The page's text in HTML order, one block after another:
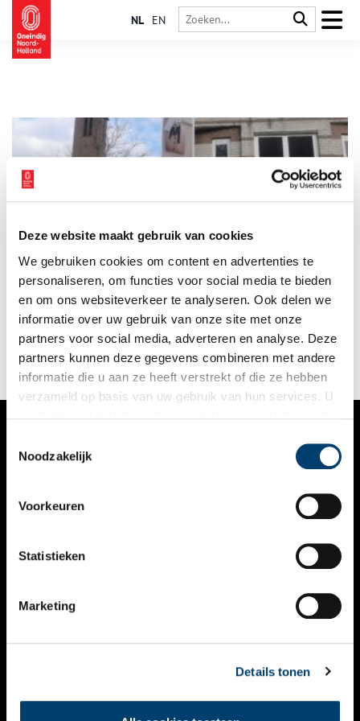
Deze website maakt gebruik van cookies
We gebruiken cookies om content en advertenties te
personaliseren, om functies voor social media te bieden
en om ons websiteverkeer te analyseren. Ook delen we
informatie over uw gebruik van onze site met onze
partners voor social media, adverteren en analyse. Deze
partners kunnen deze gegevens combineren met andere
informatie die u aan ze heeft verstrekt of die ze hebben
verzameld op basis van uw gebruik van hun services. U
Noodzakelijk
Voorkeuren
Statistieken
Marketing
Details tonen
NL EN
De Dorpskerk in het oude hart van Amstelveen is
waarschijnlijk al het vierde kerkgebouw op deze plek. De
opeenvolgende godshuizen bepalen hier al acht eeuwen lang
het aanzien van het Dorpsplein én het ritme van het leven.
Hoewel het huidige gebouw na herbestemming niet meer als
kerk in gebruik is, zijn er nog veel oude elementen intact
gebleven. Deze vertellen ons over de geschiedenis van
‘Nieuwer-Amstel’, zoals Amstelveen tot 1964 heette.
VERHALEN
KALENDER
THEMA’S
VIDEO’S
CONTACT